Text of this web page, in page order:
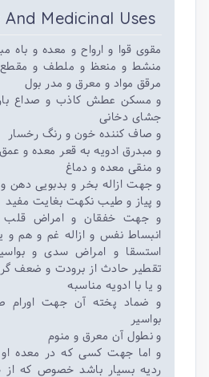
Medicinal Uses
مقوی قوا و ارواح و معده و باه
منشط و منعظ و ملطف و
مرقق مواد و معرق و مدر بول
و مسکن عطش کاذب و صداع
جشای دخانی
و صاف کننده خون و رنگ رخسار
و مبدرق ادویه به قعر معده و
و منقی معده و دماغ
و جهت ازاله بخر و بدبویی دهن
و پیاز و طیب نکهت بغایت مفید
و جهت خفقان و امراض
انبساط نفس و ازاله غم و هم و
استسقا و امراض سدی و
تقطیر حادث از برودت و ضعف
و یا با ادویه مناسبه
و ضماد پخته آن جهت اورام
بواسیر
و نطول آن معرق و منوم
و اما جهت کسی که در معده او
ردیه بسیار باشد خصوص که